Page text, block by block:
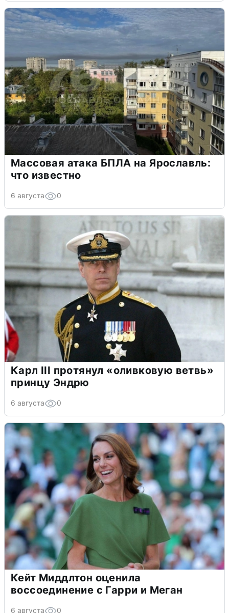
Массовая атака БПЛА на Ярославль:
что известно
6 августа 0
Карл III протянул «оливковую ветвь»
принцу Эндрю
6 августа 0
Кейт Миддлтон оценила
воссоединение с Гарри и Меган
6 августа 0